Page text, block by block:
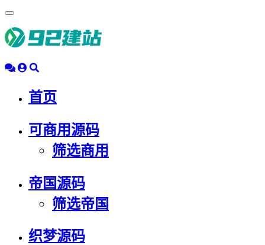
动
导
首页
可商用源码
筛选商用
帝国源码
筛选帝国
织梦源码